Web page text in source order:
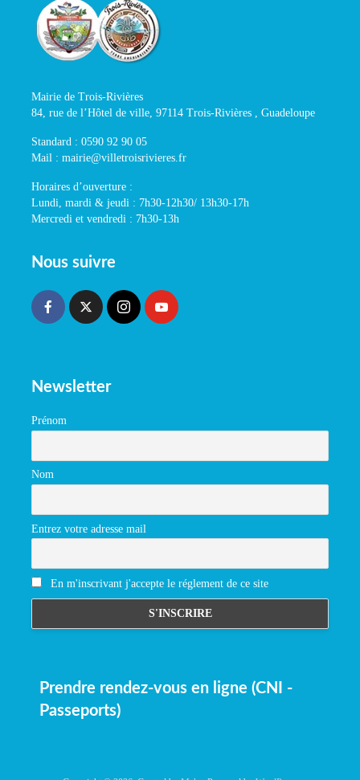
Mairie de Trois-Rivières
84, rue de l’Hôtel de ville, 97114 Trois-Rivières , Guadeloupe
Standard : 0590 92 90 05
Mail : mairie@villetroisrivieres.fr
Horaires d’ouverture :
Lundi, mardi & jeudi : 7h30-12h30/ 13h30-17h
Mercredi et vendredi : 7h30-13h
Nous suivre
Newsletter
Prénom
Nom
Entrez votre adresse mail
En m'inscrivant j'accepte le réglement de ce site
Prendre rendez-vous en ligne (CNI -
Passeports)